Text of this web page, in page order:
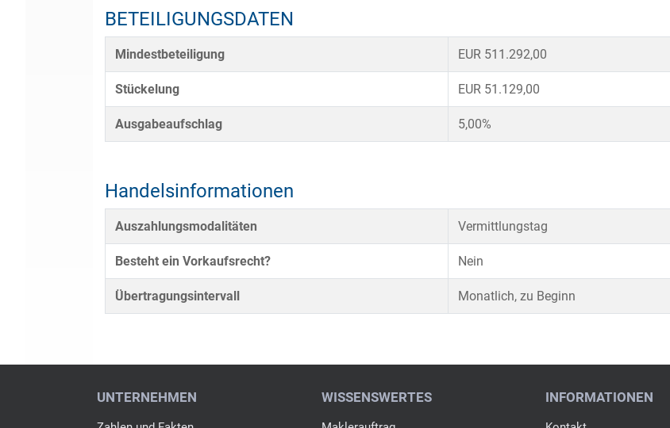
BETEILIGUNGSDATEN
Mindestbeteiligung EUR 511.292,00
Stückelung EUR 51.129,00
Ausgabeaufschlag 5,00%
Handelsinformationen
Auszahlungsmodalitäten Vermittlungstag
Besteht ein Vorkaufsrecht? Nein
Übertragungsintervall Monatlich, zu Beginn